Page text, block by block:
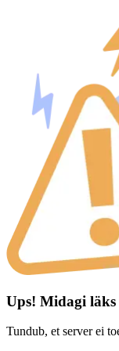
Ups! Midagi
Tundub, et server ei